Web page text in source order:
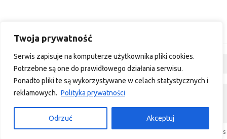
Twoja prywatność
Serwis zapisuje na komputerze użytkownika pliki cookies.
Potrzebne są one do prawidłowego działania serwisu.
Ponadto pliki te są wykorzystywane w celach statystycznych i
reklamowych. Polityka prywatności
Odrzuć Akceptuj
Dyskusja
Iconic OneTheme | Powered byWordpress